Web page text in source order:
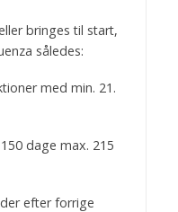
bringes til start,
således:
med min. 21.
dage max. 215
efter forrige